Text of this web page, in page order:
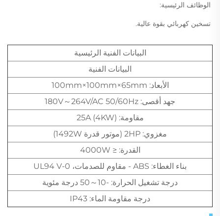
الوظائف الرئيسية:
تسخين كهربائي بقوة عالية.
البيانات الفنية الرئيسية
البيانات الفنية
الأبعاد: 100mm×100mm×65mm
جهد أقصى: 180V～264V/AC 50/60Hz
مقاومة: 25A (4KW)
مغزوي: 2HP (موتور قدرة 1492W)
القدرة: ≤ 4000W
بناء الغطاء: ABS - مقاوم للصدمات، UL94 V-0
درجة تشغيل الحرارة: -10～50 درجة مئوية
درجة مقاومة الماء: IP43